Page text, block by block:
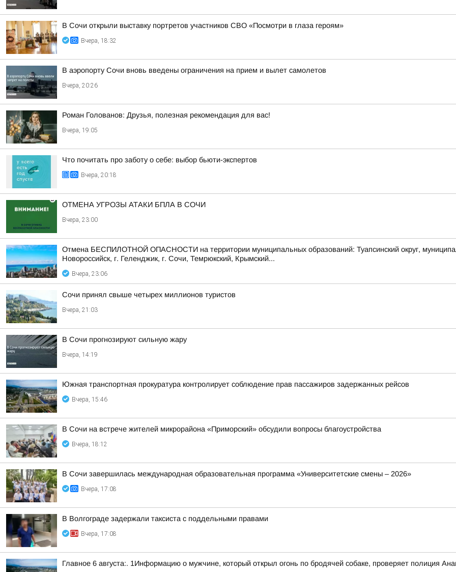
В Сочи открыли выставку портретов участников СВО «Посмотри в глаза героям»
Вчера, 18:32
В аэропорту Сочи вновь введены ограничения на прием и вылет самолетов
Вчера, 20:26
Роман Голованов: Друзья, полезная рекомендация для вас!
Вчера, 19:05
Что почитать про заботу о себе: выбор бьюти-экспертов
Вчера, 20:18
ОТМЕНА УГРОЗЫ АТАКИ БПЛА В СОЧИ
Вчера, 23:00
Отмена БЕСПИЛОТНОЙ ОПАСНОСТИ на территории муниципальных образований: Туапсинский округ,
Новороссийск, г. Геленджик, г. Сочи, Темрюкский, Крымский...
Вчера, 23:06
Сочи принял свыше четырех миллионов туристов
Вчера, 21:03
В Сочи прогнозируют сильную жару
Вчера, 14:19
Южная транспортная прокуратура контролирует соблюдение прав пассажиров задержанных рейсов
Вчера, 15:46
В Сочи на встрече жителей микрорайона «Приморский» обсудили вопросы благоустройства
Вчера, 18:12
В Сочи завершилась международная образовательная программа «Университетские смены – 2026»
Вчера, 17:08
В Волгограде задержали таксиста с поддельными правами
Вчера, 17:08
Главное 6 августа:. 1Информацию о мужчине, который открыл огонь по бродячей собаке, проверяет полиция